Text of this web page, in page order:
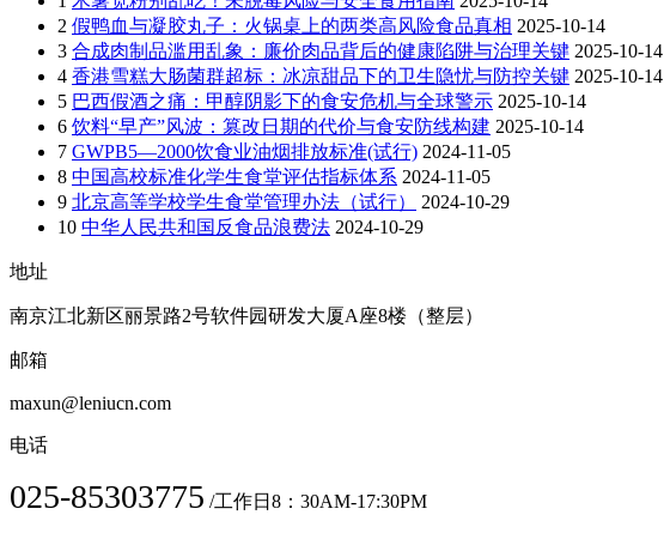
2 假鸭血与凝胶丸子：火锅桌上的两类高风险食品真相 2025-10-14
3 合成肉制品滥用乱象：廉价肉品背后的健康陷阱与治理关键 2025-10-14
4 香港雪糕大肠菌群超标：冰凉甜品下的卫生隐忧与防控关键 2025-10-14
5 巴西假酒之痛：甲醇阴影下的食安危机与全球警示 2025-10-14
6 饮料“早产”风波：篡改日期的代价与食安防线构建 2025-10-14
7 GWPB5—2000饮食业油烟排放标准(试行) 2024-11-05
8 中国高校标准化学生食堂评估指标体系 2024-11-05
9 北京高等学校学生食堂管理办法（试行）
2024-10-29
10 中华人民共和国反食品浪费法 2024-10-29
地址
南京江北新区丽景路2号软件园研发大厦A座8楼（整层）
邮箱
maxun@leniucn.com
电话
025-85303775 /工作日8：30AM-17:30PM